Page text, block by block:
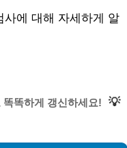
사에 대해 자세하게 알
똑하게 갱신하세요! 💡